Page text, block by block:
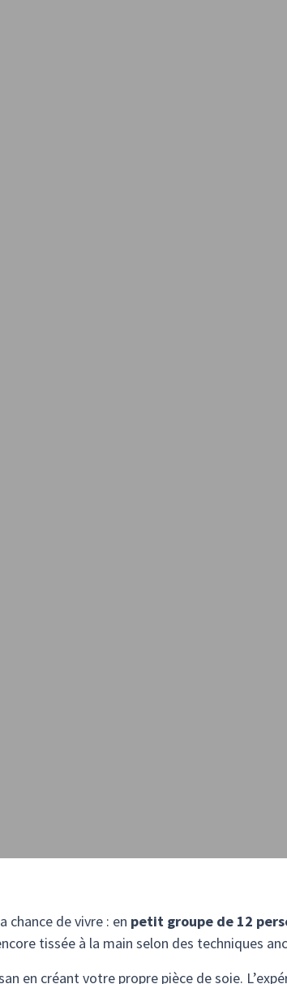
chance de vivre : en petit groupe de 12
tissée à la main selon des techniques
en créant votre propre pièce de soie.